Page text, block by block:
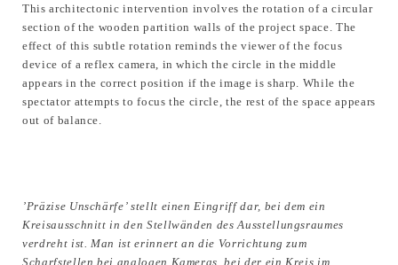
This architectonic intervention involves the rotation of a circular
section of the wooden partition walls of the project space. The
effect of this subtle rotation reminds the viewer of the focus
device of a reflex camera, in which the circle in the middle
appears in the correct position if the image is sharp. While the
spectator attempts to focus the circle, the rest of the space appears
out of balance.
’Präzise Unschärfe’ stellt einen Eingriff dar, bei dem ein
Kreisausschnitt in den Stellwänden des Ausstellungsraumes
verdreht ist. Man ist erinnert an die Vorrichtung zum
Scharfstellen bei analogen Kameras, bei der ein Kreis im